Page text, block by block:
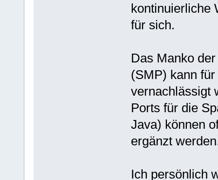
kontinuierliche
für sich.
Das Manko
(SMP) kann
vernachlässigt
Ports für die
Java) können
ergänzt
Ich persönlich